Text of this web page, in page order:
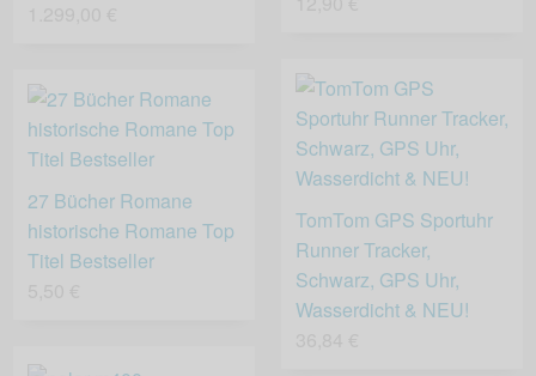
TomTom GPS Sportuhr
Runner Tracker,
Schwarz, GPS Uhr,
Wasserdicht & NEU!
27 Bücher Romane
historische Romane Top
Titel Bestseller